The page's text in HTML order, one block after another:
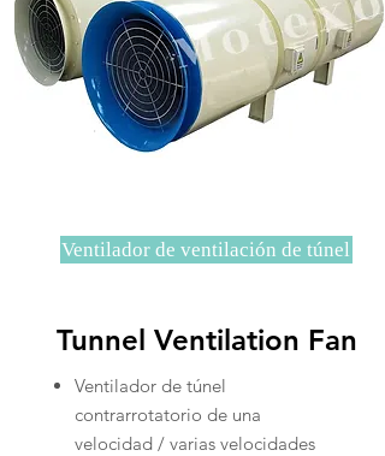
Ventilador de ventilación de túnel
Tunnel Ventilation Fan
Ventilador de túnel
contrarrotatorio de una
velocidad / varias velocidades